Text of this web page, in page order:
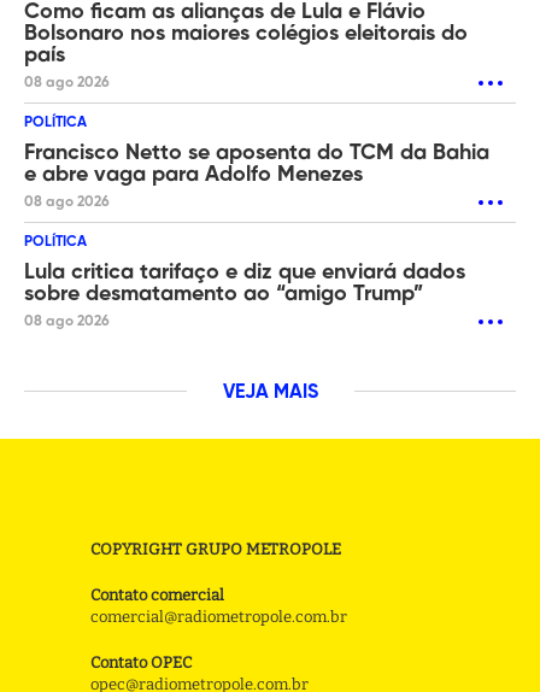
Como ficam as alianças de Lula e Flávio
Bolsonaro nos maiores colégios eleitorais do
país
08 ago 2026
POLÍTICA
Francisco Netto se aposenta do TCM da Bahia
e abre vaga para Adolfo Menezes
08 ago 2026
POLÍTICA
Lula critica tarifaço e diz que enviará dados
sobre desmatamento ao “amigo Trump”
08 ago 2026
VEJA MAIS
COPYRIGHT GRUPO METROPOLE
Contato comercial
comercial@radiometropole.com.br
Contato OPEC
opec@radiometropole.com.br